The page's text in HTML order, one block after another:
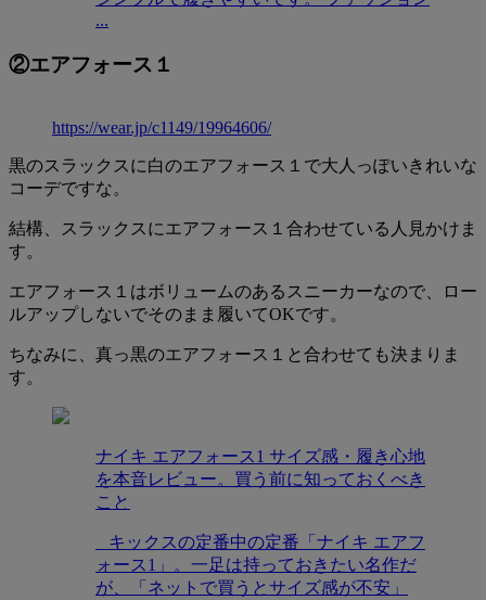
...
②エアフォース１
https://wear.jp/c1149/19964606/
黒のスラックスに白のエアフォース１で大人っぽいきれいな
コーデですな。
結構、スラックスにエアフォース１合わせている人見かけま
す。
エアフォース１はボリュームのあるスニーカーなので、ロー
ルアップしないでそのまま履いてOKです。
ちなみに、真っ黒のエアフォース１と合わせても決まりま
す。
ナイキ エアフォース1 サイズ感・履き心地
を本音レビュー。買う前に知っておくべき
こと
キックスの定番中の定番「ナイキ エアフ
ォース1」。一足は持っておきたい名作だ
が、「ネットで買うとサイズ感が不安」